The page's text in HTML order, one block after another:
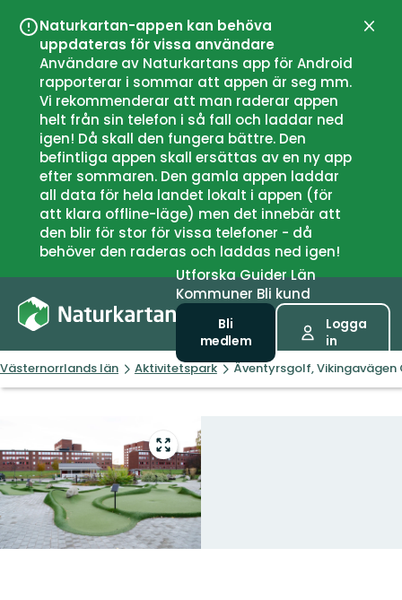
Naturkartan-appen kan behöva
uppdateras för vissa användare
Användare av Naturkartans app för Android
rapporterar i sommar att appen är seg mm.
Vi rekommenderar att man raderar appen
helt från sin telefon i så fall och laddar ned
igen! Då skall den fungera bättre. Den
befintliga appen skall ersättas av en ny app
efter sommaren. Den gamla appen laddar
all data för hela landet lokalt i appen (för
att klara offline-läge) men det innebär att
den blir för stor för vissa telefoner - då
behöver den raderas och laddas ned igen!
UtforskaGuiderLän
Kommuner Bli kund
Bli
medlem
Logga
in
Västernorrlands län Aktivitetspark Äventyrsgolf, Vikingavägen
Gå
till
helskärmsläge